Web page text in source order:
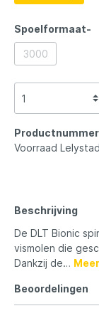
Spoelformaat-
3000
Voorraad
Beschrijving
De DLT Bionic
vismolen die
Dankzij de… Meer
Beoordelingen